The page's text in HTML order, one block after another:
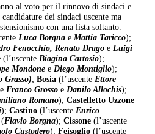
al voto per il rinnovo di sindaci e
dei sindaci uscente ma
con una lista soltanto.
Luca Borgna e Mattia Taricco);
Fenocchio, Renato Drago e Luigi
(l’uscente Biagina Cartosio);
Mondonee Diego Montiglio);
Grasso);Bosia (l’uscente Ettore
Franco Grossoe Danilo Allochis);
Romano);Castelletto Uzzone
);Castino (l’uscente Enrico
(Flavio Borgna);Cissone(l’uscente
Custodero);Feisoglio (l’uscente